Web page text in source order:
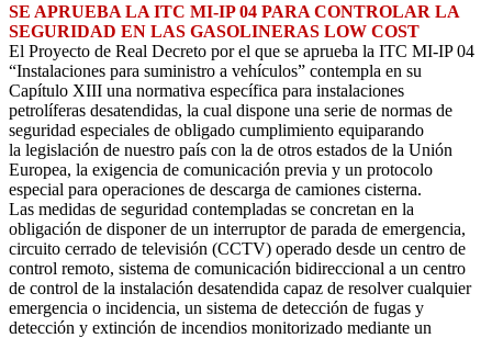
SE APRUEBA LA ITC MI-IP 04 PARA CONTROLAR LA
SEGURIDAD EN LAS GASOLINERAS LOW COST
El Proyecto de Real Decreto por el que se aprueba la ITC MI-IP 04
“Instalaciones para suministro a vehículos” contempla en su
Capítulo XIII una normativa específica para instalaciones
petrolíferas desatendidas, la cual dispone una serie de normas de
seguridad especiales de obligado cumplimiento equiparando
la legislación de nuestro país con la de otros estados de la Unión
Europea, la exigencia de comunicación previa y un protocolo
especial para operaciones de descarga de camiones cisterna.
Las medidas de seguridad contempladas se concretan en la
obligación de disponer de un interruptor de parada de emergencia,
circuito cerrado de televisión (CCTV) operado desde un centro de
control remoto, sistema de comunicación bidireccional a un centro
de control de la instalación desatendida capaz de resolver cualquier
emergencia o incidencia, un sistema de detección de fugas y
detección y extinción de incendios monitorizado mediante un